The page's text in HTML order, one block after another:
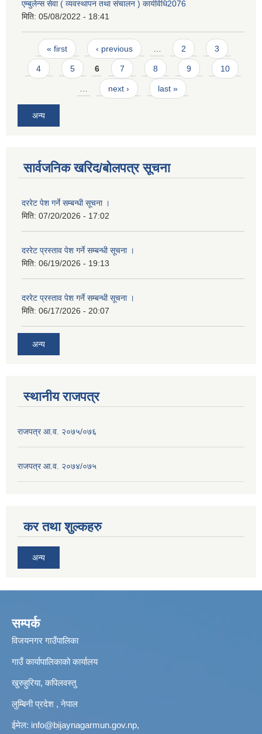
एम्बुलेन्स सेवा ( व्यवस्थापन तथा संचालन ) कार्यविधि2076
मिति: 05/08/2022 - 18:41
Pages
« first ‹ previous 2 3
4 5 6 7 8 9 10
next › last »
अन्य
सार्वजनिक खरिद/बोलपत्र सूचना
दररेट पेश गर्ने सम्बन्धी सूचना ।
मिति: 07/20/2026 - 17:02
दररेट प्रस्ताव पेश गर्ने सम्बन्धी सूचना ।
मिति: 06/19/2026 - 19:13
दररेट प्रस्ताव पेश गर्ने सम्बन्धी सूचना ।
मिति: 06/17/2026 - 20:07
अन्य
स्थानीय राजपत्र
राजपत्र आ.व. २०७५/०७६
राजपत्र आ.व. २०७४/०७५
कर तथा शुल्कहरु
अन्य
सम्पर्क
विजयनगर गाउँपालिका
गाउँ कार्यापालिकाको कार्यालय
खुरुहुरिया, कपिलवस्तु
लुम्बिनी प्रदेश , नेपाल
ईमेल: info@bijaynagarmun.gov.np,